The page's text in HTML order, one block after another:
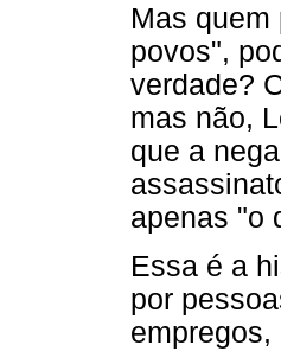
Mas
povos",
verdade?
mas não,
que a
apenas "o
Essa é a
por